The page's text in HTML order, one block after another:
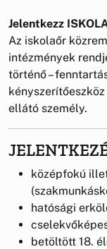
Jelentkezz
Az iskolaőr
intézmények
történő –
ellátó személy.
középfokú
hatósági
betöltött 18.